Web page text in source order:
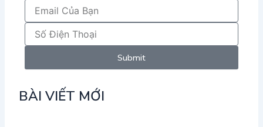
Submit
BÀI VIẾT MỚI